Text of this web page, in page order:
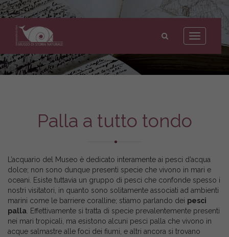
Toggle
navigation
Museo
di
Storia
Naturale
dell'Università
Palla a tutto tondo
L’acquario del Museo è dedicato interamente ai pesci d’acqua
dolce; non sono dunque presenti specie che vivono in mari e
oceani. Esiste tuttavia un gruppo di pesci che confonde spesso i
nostri visitatori, in quanto sono solitamente associati ad ambienti
marini come le barriere coralline; stiamo parlando dei pesci
palla . Effettivamente si tratta di specie prevalentemente presenti
nei mari tropicali, ma esistono alcuni pesci palla che vivono in
acque salmastre alle foci dei fiumi, e altri ancora si trovano